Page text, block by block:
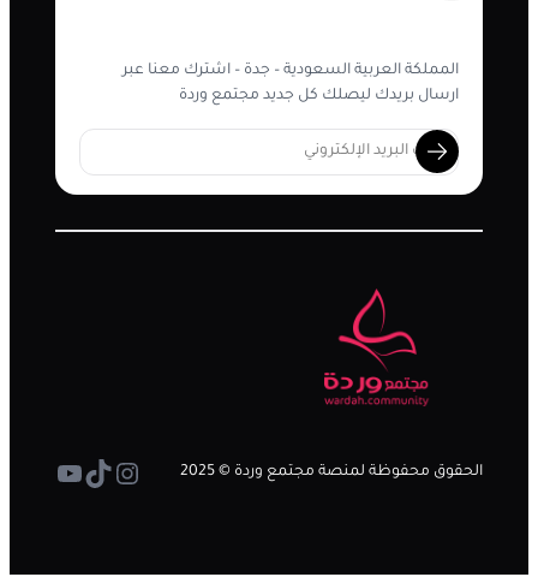
المملكة العربية السعودية – جدة – اشترك معنا عبر
ارسال بريدك ليصلك كل جديد مجتمع وردة
الحقوق محفوظة لمنصة مجتمع وردة © 2025 إنستجرام
تيك توكيوتيوب